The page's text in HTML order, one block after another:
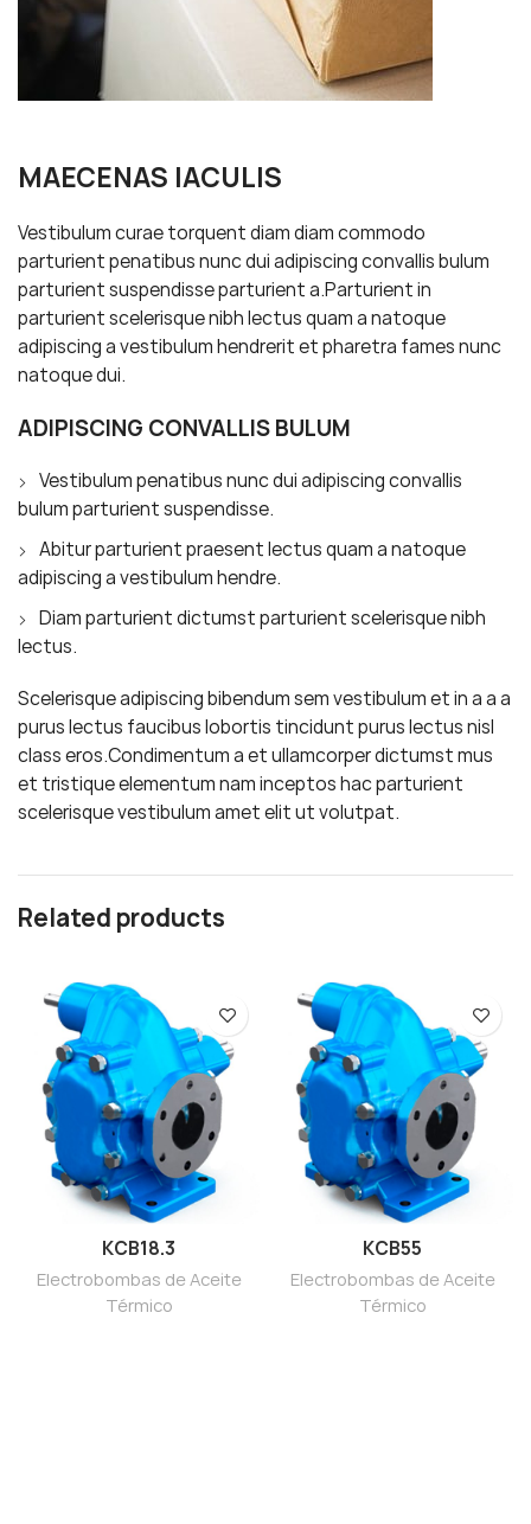
MAECENAS IACULIS
Vestibulum curae torquent diam diam commodo
parturient penatibus nunc dui adipiscing convallis bulum
parturient suspendisse parturient a.Parturient in
parturient scelerisque nibh lectus quam a natoque
adipiscing a vestibulum hendrerit et pharetra fames nunc
natoque dui.
ADIPISCING CONVALLIS BULUM
Vestibulum penatibus nunc dui adipiscing convallis
bulum parturient suspendisse.
Abitur parturient praesent lectus quam a natoque
adipiscing a vestibulum hendre.
Diam parturient dictumst parturient scelerisque nibh
lectus.
Scelerisque adipiscing bibendum sem vestibulum et in a a a
purus lectus faucibus lobortis tincidunt purus lectus nisl
class eros.Condimentum a et ullamcorper dictumst mus
et tristique elementum nam inceptos hac parturient
scelerisque vestibulum amet elit ut volutpat.
Related products
KCB18.3
Electrobombas de Aceite
Térmico
KCB55
Electrobombas de Aceite
Térmico